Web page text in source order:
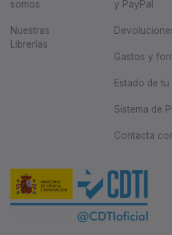
somos
Nuestras
Librerías
y PayPal
Gastos y
Estado de
Sistema de
Contacta